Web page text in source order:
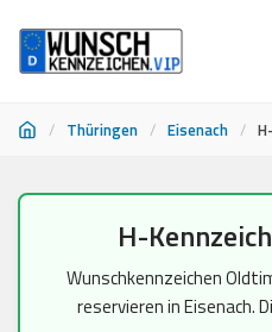
/ Thüringen / Eisenach /
springen
H-
Wunschkennzeichen
reservieren in Eisenach.